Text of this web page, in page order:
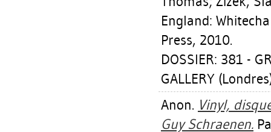
England:
Press, 2010.
DOSSIER: 381 -
GALLERY
Anon. Vinyl,
Guy Schraenen.